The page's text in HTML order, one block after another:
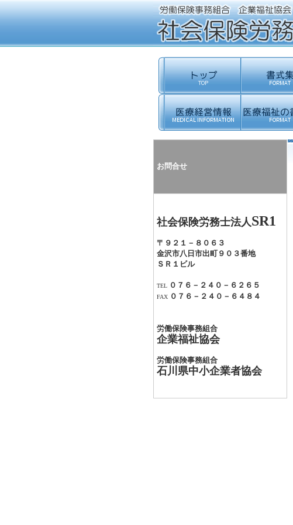
お問合せ
社会保険労務士法人SR1
〒９２１－８０６３
金沢市八日市出町９０３番地
ＳＲ１ビル
TEL ０７６－２４０－６２６５
FAX ０７６－２４０－６４８４
労働保険事務組合
企業福祉協会
労働保険事務組合
石川県中小企業者協会